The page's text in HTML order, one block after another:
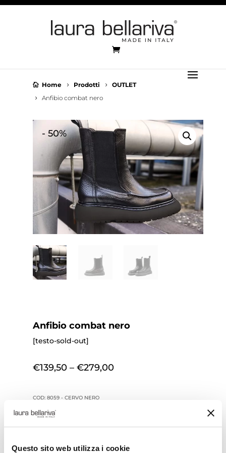
Questo sito web utilizza i cookie
Home Prodotti
OUTLET
Anfibio combat nero
- 50%
Anfibio combat nero
[testo-sold-out]
€139,50– €279,00
COD: 8059 - CERVO NERO
36 37 37 1/2 38
38 1/2